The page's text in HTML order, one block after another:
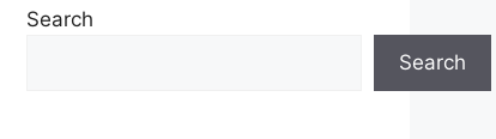
Search
Search